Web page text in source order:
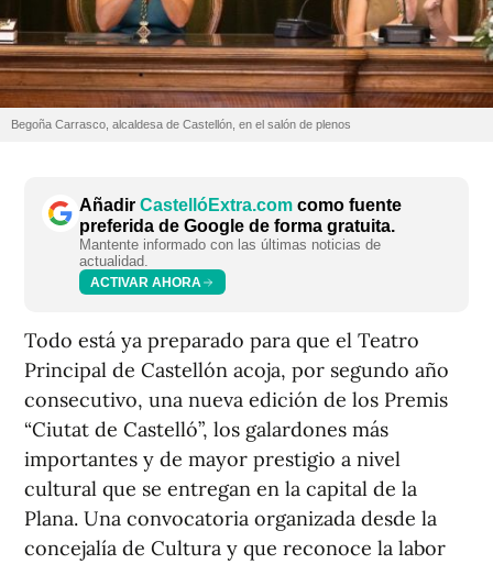
Begoña Carrasco, alcaldesa de Castellón, en el salón de plenos
Añadir CastellóExtra.com como fuente
preferida de Google de forma gratuita.
Mantente informado con las últimas noticias de
actualidad.
ACTIVAR AHORA
Todo está ya preparado para que el Teatro
Principal de Castellón acoja, por segundo año
consecutivo, una nueva edición de los Premis
“Ciutat de Castelló”, los galardones más
importantes y de mayor prestigio a nivel
cultural que se entregan en la capital de la
Plana. Una convocatoria organizada desde la
concejalía de Cultura y que reconoce la labor